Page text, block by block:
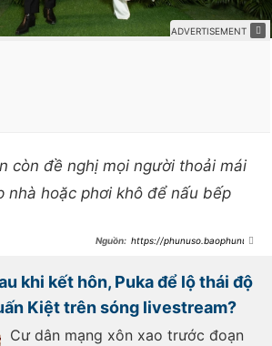
còn đề nghị mọi người thoải mái
nhà hoặc phơi khô để nấu bếp
https://phunuso.baophunuth
puka-tiet-lo-gia-dinh-lam-2-viec-
khi-khach-ra-ve-het-
khi kết hôn, Puka để lộ thái độ
Kiệt trên sóng livestream?
Cư dân mạng xôn xao trước đoạn